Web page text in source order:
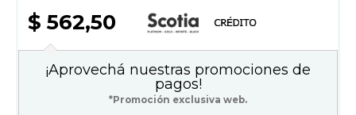
$ 562,50
¡Aprovechá nuestras promociones de
pagos!
*Promoción exclusiva web.